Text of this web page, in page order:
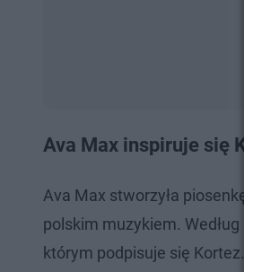
Ava Max inspiruje się
Ava Max stworzyła
polskim muzykiem. Według
którym podpisuje się Kortez.